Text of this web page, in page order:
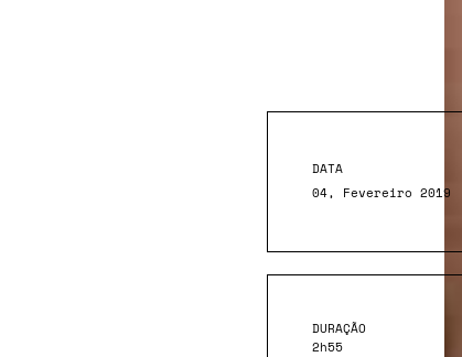
DATA
04, Fevereiro 2019
DURAÇÃO
2h55